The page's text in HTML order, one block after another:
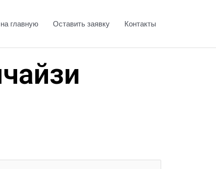
главную Оставить заявку Контакты